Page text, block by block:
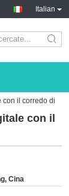
Italian
search
con il corredo di
con il
Cina